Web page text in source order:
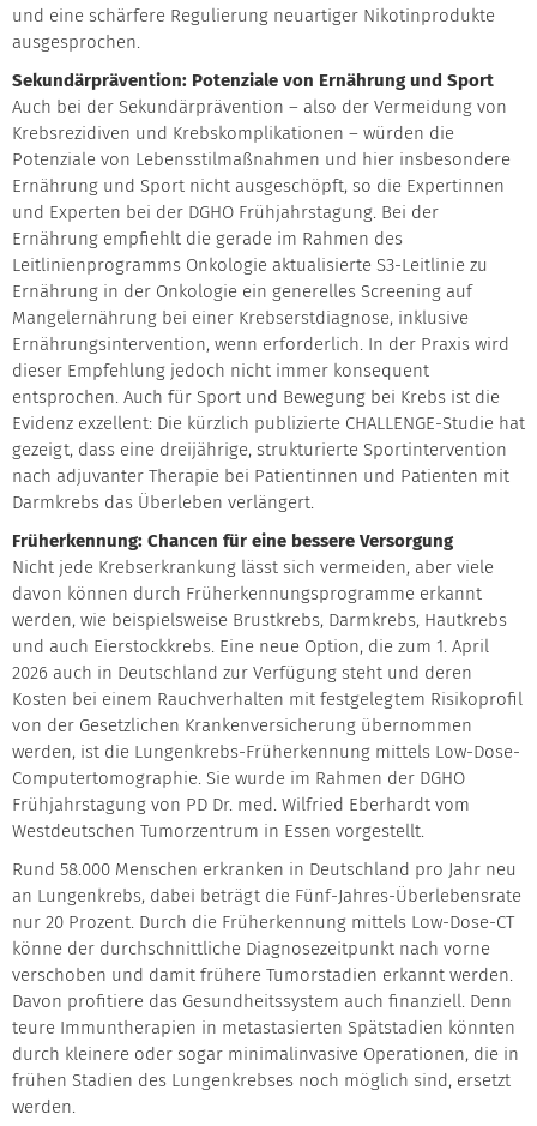
und eine schärfere Regulierung neuartiger Nikotinprodukte
ausgesprochen.
Sekundärprävention: Potenziale von Ernährung und Sport
Auch bei der Sekundärprävention – also der Vermeidung von
Krebsrezidiven und Krebskomplikationen – würden die
Potenziale von Lebensstilmaßnahmen und hier insbesondere
Ernährung und Sport nicht ausgeschöpft, so die Expertinnen
und Experten bei der DGHO Frühjahrstagung. Bei der
Ernährung empfiehlt die gerade im Rahmen des
Leitlinienprogramms Onkologie aktualisierte S3-Leitlinie zu
Ernährung in der Onkologie ein generelles Screening auf
Mangelernährung bei einer Krebserstdiagnose, inklusive
Ernährungsintervention, wenn erforderlich. In der Praxis wird
dieser Empfehlung jedoch nicht immer konsequent
entsprochen. Auch für Sport und Bewegung bei Krebs ist die
Evidenz exzellent: Die kürzlich publizierte CHALLENGE-Studie hat
gezeigt, dass eine dreijährige, strukturierte Sportintervention
nach adjuvanter Therapie bei Patientinnen und Patienten mit
Darmkrebs das Überleben verlängert.
Früherkennung: Chancen für eine bessere Versorgung
Nicht jede Krebserkrankung lässt sich vermeiden, aber viele
davon können durch Früherkennungsprogramme erkannt
werden, wie beispielsweise Brustkrebs, Darmkrebs, Hautkrebs
und auch Eierstockkrebs. Eine neue Option, die zum 1. April
2026 auch in Deutschland zur Verfügung steht und deren
Kosten bei einem Rauchverhalten mit festgelegtem Risikoprofil
von der Gesetzlichen Krankenversicherung übernommen
werden, ist die Lungenkrebs-Früherkennung mittels Low-Dose-
Computertomographie. Sie wurde im Rahmen der DGHO
Frühjahrstagung von PD Dr. med. Wilfried Eberhardt vom
Westdeutschen Tumorzentrum in Essen vorgestellt.
Rund 58.000 Menschen erkranken in Deutschland pro Jahr neu
an Lungenkrebs, dabei beträgt die Fünf-Jahres-Überlebensrate
nur 20 Prozent. Durch die Früherkennung mittels Low-Dose-CT
könne der durchschnittliche Diagnosezeitpunkt nach vorne
verschoben und damit frühere Tumorstadien erkannt werden.
Davon profitiere das Gesundheitssystem auch finanziell. Denn
teure Immuntherapien in metastasierten Spätstadien könnten
durch kleinere oder sogar minimalinvasive Operationen, die in
frühen Stadien des Lungenkrebses noch möglich sind, ersetzt
werden.